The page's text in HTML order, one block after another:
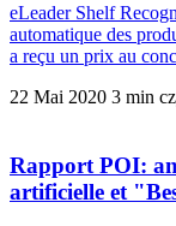
eLeader Shelf
automatique des
a reçu un prix au
22 Mai 2020 3 min
Rapport POI:
artificielle et